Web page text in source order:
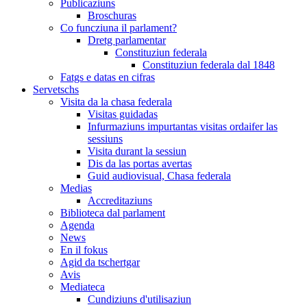
Publicaziuns
Broschuras
Co funcziuna il parlament?
Dretg parlamentar
Constituziun federala
Constituziun federala dal 1848
Fatgs e datas en cifras
Servetschs
Visita da la chasa federala
Visitas guidadas
Infurmaziuns impurtantas visitas ordaifer las
sessiuns
Visita durant la sessiun
Dis da las portas avertas
Guid audiovisual, Chasa federala
Medias
Accreditaziuns
Biblioteca dal parlament
Agenda
News
En il fokus
Agid da tschertgar
Avis
Mediateca
Cundiziuns d'utilisaziun